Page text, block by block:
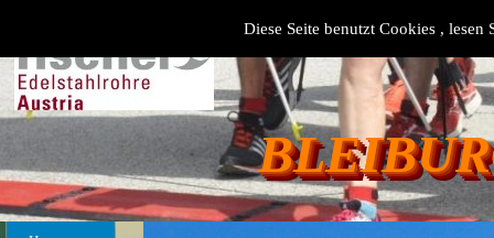
Diese Seite benutzt Cookies , lesen